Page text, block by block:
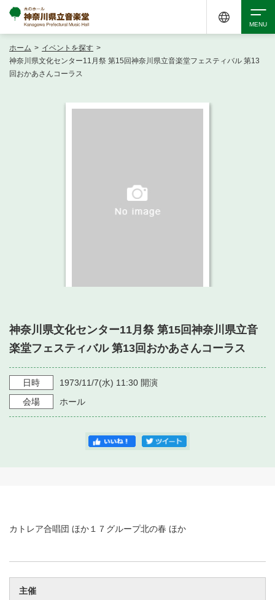
・ よくある質問
・ 空き状況
・ 抽選対象日
・ 利用料金
・ 音楽堂のご案内
・ フロアマップ
・ 芸術参与
神奈川県立音楽堂
SNS
検索
ホーム > イベントを探す >
神奈川県文化センター11月祭 第15回神奈川県立音楽堂フェスティバル 第13
回おかあさんコーラス
神奈川県文化センター11月祭 第15回神奈川県立音
楽堂フェスティバル 第13回おかあさんコーラス
日時 1973/11/7(水) 11:30 開演
会場
ホール
カトレア合唱団 ほか１７グループ北の春 ほか
主催